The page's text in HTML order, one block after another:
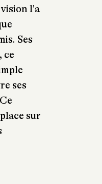
l'a
Ses
ce
ses
sur